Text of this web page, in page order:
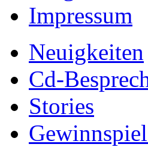
Impressum
Neuigkeiten
Cd-
Stories